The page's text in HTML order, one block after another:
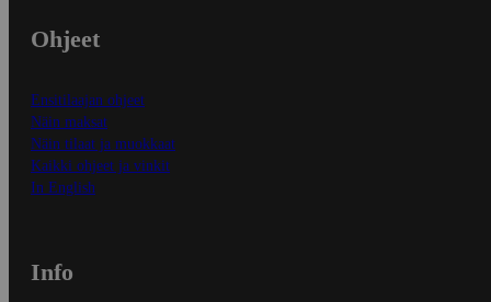
Ohjeet
Ensitilaajan ohjeet
Näin maksat
Näin tilaat ja muokkaat
Kaikki ohjeet ja vinkit
In English
Info